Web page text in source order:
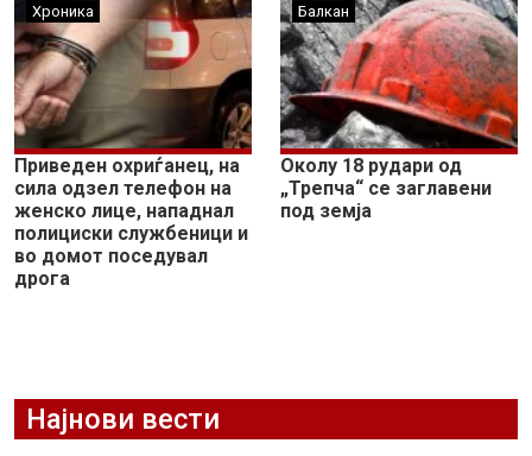
Хроника
Приведен охриѓанец, на
сила одзел телефон на
женско лице, нападнал
полициски службеници и
во домот поседувал
дрога
Балкан
Околу 18 рудари од
„Трепча“ се заглавени
под земја
Најнови вести